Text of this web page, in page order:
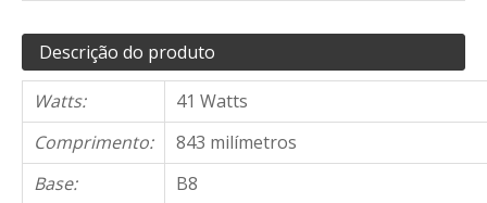
Descrição do produto
Watts:
41 Watts
Comprimento:
843 milímetros
Base:
B8